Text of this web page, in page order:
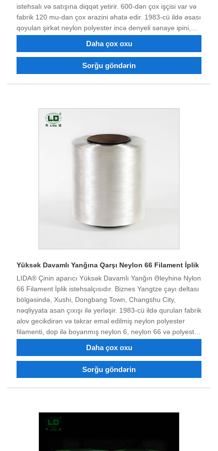
istehsalı və satışına diqqət yetirir. 600-dən çox işçisi var və
fabrik 120 mu-dan çox ərazini əhatə edir. 1983-cü ildə əsası
qoyulan şirkət neylon polyester incə denyeli sənaye ipini,
sənaye ipini, alov gecikdirən və təkrar emal edilmiş neylon
neylon sənaye Filament, dope boyalı iplik sifariş edə
texniki gücə, əla avadanlıqlara, tam sınaq avadanlığına,
sabit məhsul keyfiyyətinə, yaxşı reputasiyaya malikdir və
idxal və ixrac hüququna malikdir. Biz inanırıq ki, gələcəkdə
qazan-qazan vəziyyətində sizinlə əməkdaşlıq edə bilərik və
Çində uzunmüddətli tərəfdaşınız olmağı səbirsizliklə
Daha çox oxu
Sorğu göndərin
Yüksək Davamlı Yanğına Qarşı Neylon 66 Filament İplik
LIDA® Çinin aparıcı Yüksək Davamlı Yanğın Əleyhinə Nylon
66 Filament İplik istehsalçısıdır. Biznes Yangtze çayı deltası
bölgəsində, Xushi, Dongbang Town, Changshu City,
nəqliyyata asan çıxışı ilə yerləşir. 1983-cü ildə qurulan fabrik
alov gecikdirən və təkrar emal edilmiş neylon polyester
filamenti, dop ilə boyanmış neylon 6, neylon 66 və polyester
sənaye Filament, dope boyalı iplik sifariş edə bilərsiniz. 40
sonra məhsulun keyfiyyəti bir çox müştərilərin etibarını və
hüququna malikdir. Biz inanırıq ki, gələcəkdə qazan-qazan
vəziyyətində sizinlə əməkdaşlıq edə bilərik və Çində
Daha çox oxu
Sorğu göndərin